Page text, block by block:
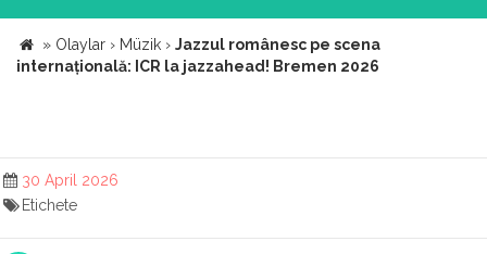
» Olaylar › Müzik › Jazzul românesc pe scena
internațională: ICR la jazzahead! Bremen 2026
30 April 2026
Etichete